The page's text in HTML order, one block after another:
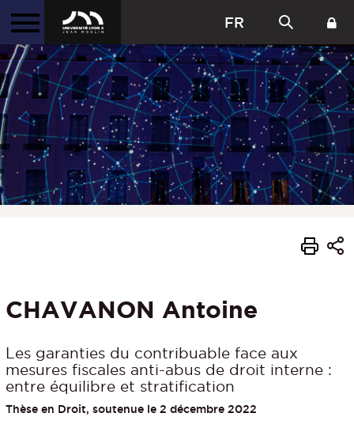
FR
CHAVANON Antoine
Les garanties du contribuable face aux
mesures fiscales anti-abus de droit interne :
entre équilibre et stratification
Thèse en Droit, soutenue le 2 décembre 2022